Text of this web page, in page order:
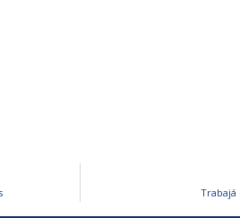
Trabajá